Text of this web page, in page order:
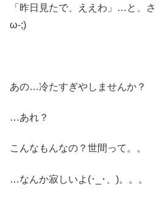
「昨日見たで、ええわ」…と、
ω-;)
あの…冷たすぎやしませんか？
…あれ？
こんなもんなの？世間って。。
…なんか寂しいよ(･_･、)。。。